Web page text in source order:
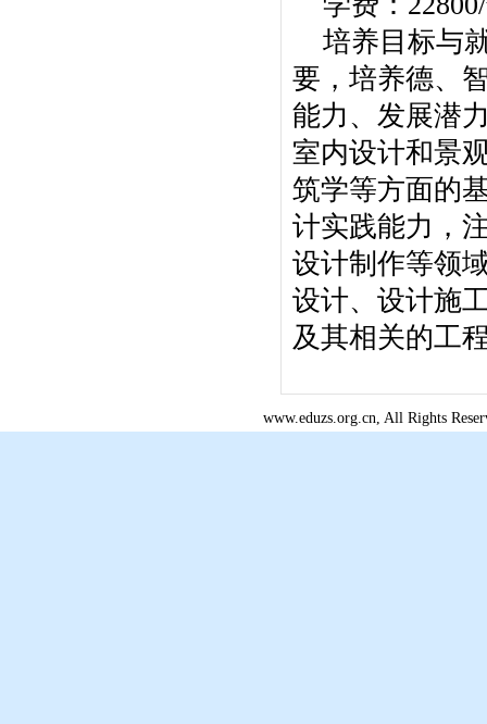
培养目标与
要，培养德、
能力、发展潜
室内设计和景
筑学等方面的
计实践能力，
设计制作等领
设计、设计施
及其相关的工
www.eduzs.org.cn, All Rights